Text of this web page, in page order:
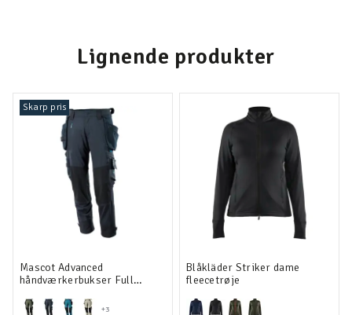
Lignende produkter
Skarp pris
+3
Mascot Advanced
håndværkerbukser Full
Blåkläder Striker dame
fleecetrøje